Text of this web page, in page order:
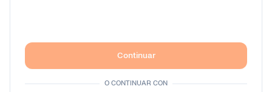
Continuar
O CONTINUAR CON